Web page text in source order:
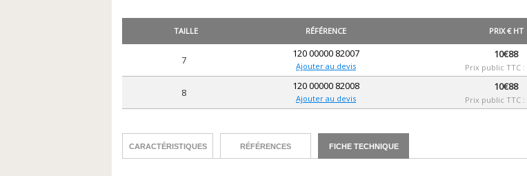
TAILLE RÉFÉRENCE PRIX € HT
7
120 00000 82007
Ajouter au devis
10€88
Prix public TTC :
8
120 00000 82008
Ajouter au devis
10€88
Prix public TTC :
CARACTÉRISTIQUES RÉFÉRENCES FICHE TECHNIQUE